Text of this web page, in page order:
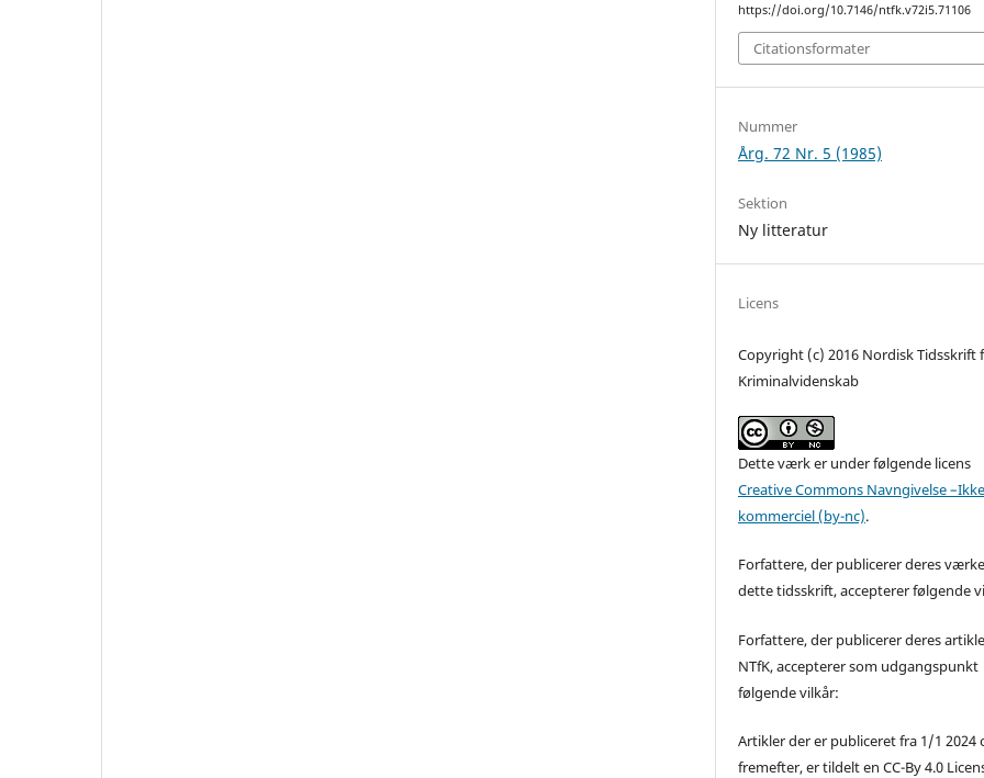
https://doi.org/10.7146/ntfk.v72i5.71106
Citationsformater
Nummer
Årg. 72 Nr. 5 (1985)
Sektion
Ny litteratur
Licens
Copyright (c) 2016 Nordisk Tidsskrift
Kriminalvidenskab
Dette værk er under følgende licens
Creative Commons Navngivelse
kommerciel (by-nc).
Forfattere, der publicerer deres
dette tidsskrift, accepterer følgende
Forfattere, der publicerer deres
NTfK, accepterer som udgangspunkt
følgende vilkår:
Artikler der er publiceret fra 1/1 2024
fremefter, er tildelt en CC-By 4.0